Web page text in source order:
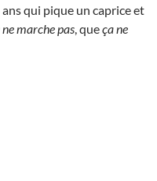
qui pique un caprice et
ne marche pas , queça ne